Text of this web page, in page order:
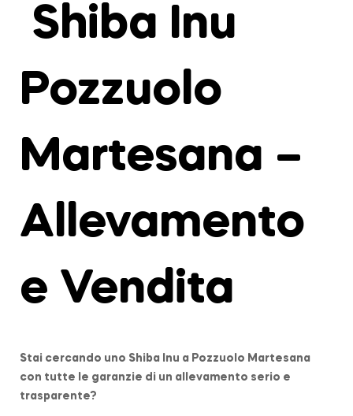
Shiba Inu
Pozzuolo
Martesana –
Allevamento
e Vendita
Stai cercando uno Shiba Inu a Pozzuolo Martesana
con tutte le garanzie di un allevamento serio e
trasparente?